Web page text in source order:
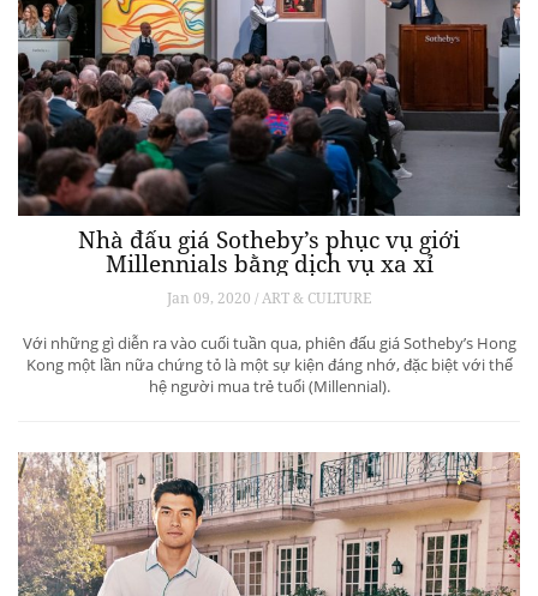
Nhà đấu giá Sotheby’s phục vụ giới
Millennials bằng dịch vụ xa xỉ
Jan 09, 2020 / ART & CULTURE
Với những gì diễn ra vào cuối tuần qua, phiên đấu giá Sotheby’s Hong
Kong một lần nữa chứng tỏ là một sự kiện đáng nhớ, đặc biệt với thế
hệ người mua trẻ tuổi (Millennial).